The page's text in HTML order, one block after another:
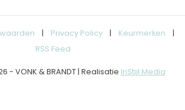
| Privacy Policy | Keurmerken
|
RSS Feed
- VONK & BRANDT | Realisatie InStijl Media